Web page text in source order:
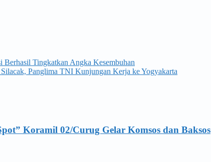
Tingkatkan Angka Kesembuhan
Panglima TNI Kunjungan Kerja ke Yogyakarta
Koramil 02/Curug Gelar Komsos dan Baksos